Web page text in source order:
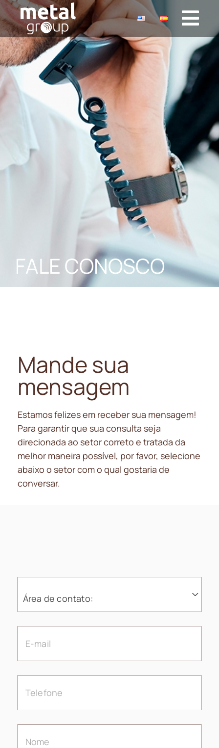
FALE CONOSCO
Mande sua
mensagem
Estamos felizes em receber sua mensagem!
Para garantir que sua consulta seja
direcionada ao setor correto e tratada da
melhor maneira possível, por favor, selecione
abaixo o setor com o qual gostaria de
conversar.